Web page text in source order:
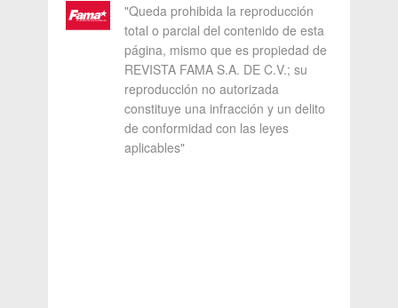
"Queda prohibida la reproducción
total o parcial del contenido de esta
página, mismo que es propiedad de
REVISTA FAMA S.A. DE C.V.; su
reproducción no autorizada
constituye una infracción y un delito
de conformidad con las leyes
aplicables"